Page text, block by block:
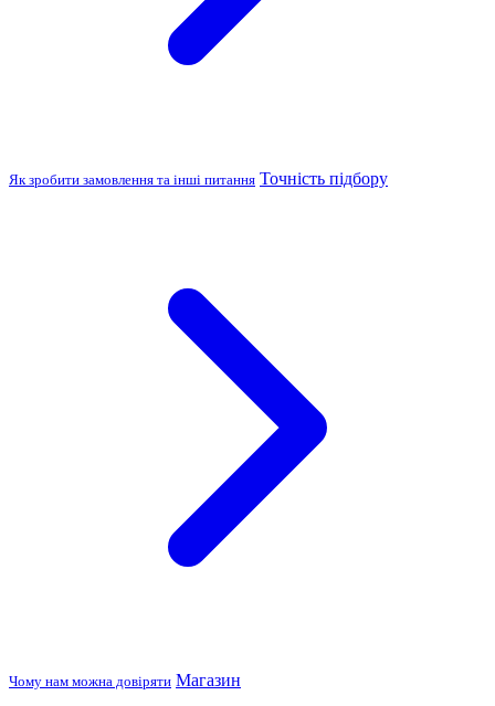
Як зробити замовлення та інші питання Точність підбору
Чому нам можна довіряти Магазин